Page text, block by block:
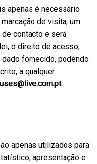
apenas é necessário
de visita, um
contacto e será
o direito de acesso,
dado fornecido, podendo
a qualquer
.
apenas utilizados para
apresentação e